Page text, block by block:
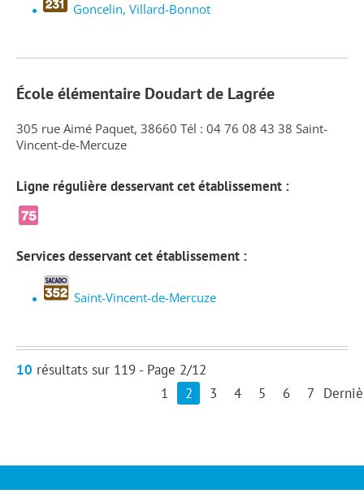
Goncelin, Villard-Bonnot
École élémentaire Doudart de Lagrée
305 rue Aimé Paquet, 38660 Tél : 04 76 08 43 38 Saint-
Vincent-de-Mercuze
Ligne régulière desservant cet établissement :
Services desservant cet établissement :
Saint-Vincent-de-Mercuze
10 résultats sur 119 - Page 2/12
1
2 3 4 5 6 7